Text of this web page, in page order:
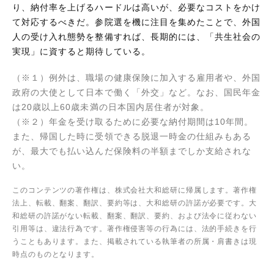
り、納付率を上げるハードルは高いが、必要なコストをかけ
て対応するべきだ。参院選を機に注目を集めたことで、外国
人の受け入れ態勢を整備すれば、長期的には、「共生社会の
実現」に資すると期待している。
（※１）例外は、職場の健康保険に加入する雇用者や、外国
政府の大使として日本で働く「外交」など。なお、国民年金
は20歳以上60歳未満の日本国内居住者が対象。
（※２）年金を受け取るために必要な納付期間は10年間。
また、帰国した時に受領できる脱退一時金の仕組みもある
が、最大でも払い込んだ保険料の半額までしか支給されな
い。
このコンテンツの著作権は、株式会社大和総研に帰属します。著作権
法上、転載、翻案、翻訳、要約等は、大和総研の許諾が必要です。大
和総研の許諾がない転載、翻案、翻訳、要約、および法令に従わない
引用等は、違法行為です。著作権侵害等の行為には、法的手続きを行
うこともあります。また、掲載されている執筆者の所属・肩書きは現
時点のものとなります。